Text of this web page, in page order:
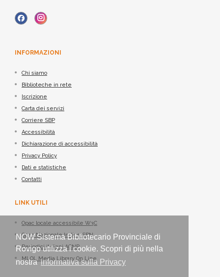
NOW Sistema Bibliotecario Provinciale di
Rovigo utilizza i cookie. Scopri di più nella
nostrainformativa sulla Privacy
INFORMAZIONI
Chi siamo
Biblioteche in rete
Iscrizione
Carta dei servizi
Corriere SBP
Accessibilità
Dichiarazione di accessibilità
Privacy Policy
Dati e statistiche
Contatti
LINK UTILI
Opac locale accessibile W3C
Opac Nazionale Indice SBN
Periodici italiani ACNP
MLOL Media Library On Line